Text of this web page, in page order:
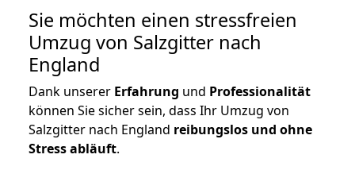
Sie möchten einen stressfreien
Umzug von Salzgitter nach
England
Dank unserer Erfahrung und Professionalität
können Sie sicher sein, dass Ihr Umzug von
Salzgitter nach England reibungslos und ohne
Stress abläuft.